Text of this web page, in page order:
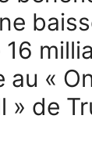
16
«
» de